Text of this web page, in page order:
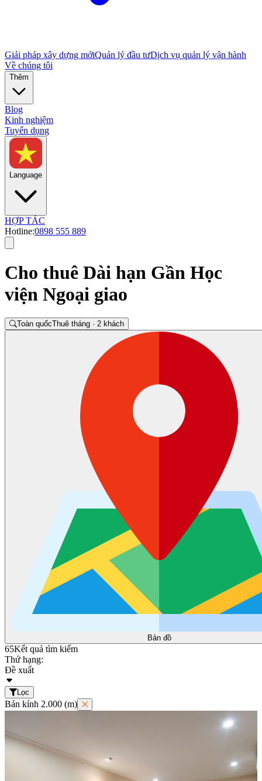
Giải pháp xây dựng mớiQuản lý đầu tưDịch vụ quản lý vận hành
Về chúng tôi
Thêm
Blog
Kinh nghiệm
Tuyển dụng
Language
HỢP TÁC
Hotline:0898 555 889
Cho thuê Dài hạn Gần Học
viện Ngoại giao
Toàn quốcThuê tháng · 2 khách
Bản đồ
65Kết quả tìm kiếm
Thứ hạng:
Đề xuất
Lọc
Bán kính 2.000 (m)